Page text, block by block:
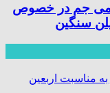
جم در خصوص
سنگین